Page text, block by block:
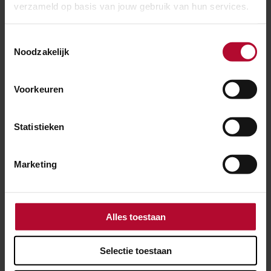
verzameld op basis van jouw gebruik van hun services.
Noodzakelijk
Voorkeuren
Statistieken
Marketing
Alles toestaan
Selectie toestaan
Meer nieuws
Elf dagen hinder voor reizigers tussen